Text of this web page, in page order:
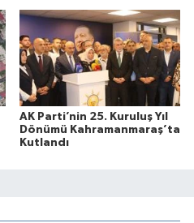
AK Parti’nin 25. Kuruluş Yıl
Dönümü Kahramanmaraş’ta
Kutlandı